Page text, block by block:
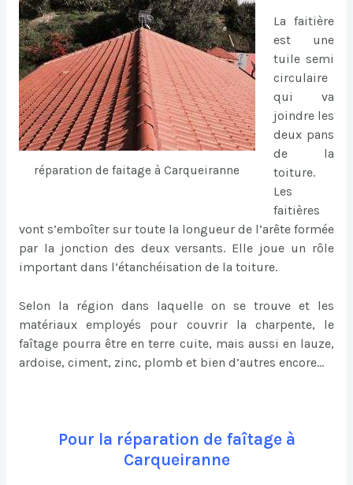
réparation de faitage à Carqueiranne
La faitière
est une
tuile semi
circulaire
qui va
joindre les
deux pans
de la
toiture.
Les
faitières
vont s’emboîter sur toute la longueur de l’arête formée
par la jonction des deux versants. Elle joue un rôle
important dans l’étanchéisation de la toiture.
Selon la région dans laquelle on se trouve et les
matériaux employés pour couvrir la charpente, le
faîtage pourra être en terre cuite, mais aussi en lauze,
ardoise, ciment, zinc, plomb et bien d’autres encore…
Pour la réparation de faîtage à
Carqueiranne